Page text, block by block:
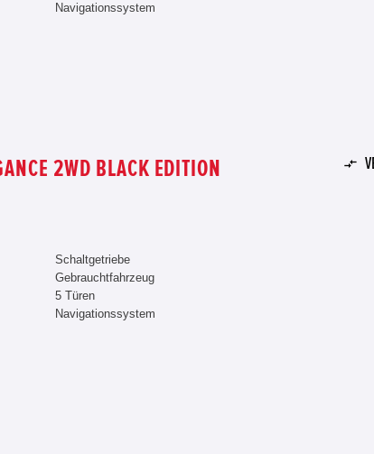
Navigationssystem
2WD BLACK EDITION
Schaltgetriebe
Gebrauchtfahrzeug
5 Türen
Navigationssystem